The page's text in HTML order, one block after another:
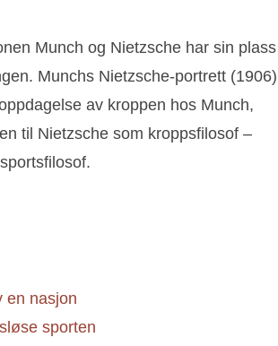
Munch og Nietzsche har sin plass
Munchs Nietzsche-portrett (1906)
av kroppen hos Munch,
til Nietzsche som kroppsfilosof –
en nasjon
sporten